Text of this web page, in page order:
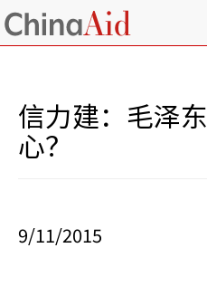
信力建：毛泽
心？
9/11/2015